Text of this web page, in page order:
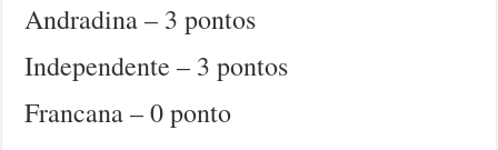
Andradina – 3 pontos
Independente – 3 pontos
Francana – 0 ponto